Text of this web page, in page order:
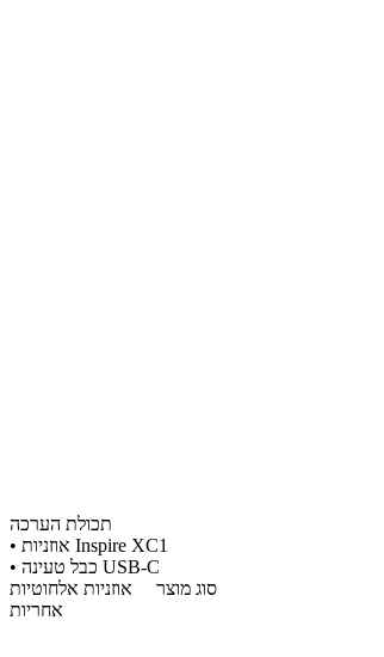
תכולת הערכה
• אוזניות Inspire XC1
• כבל טעינה USB-C
סוג מוצר אוזניות אלחוטיות
אחריות